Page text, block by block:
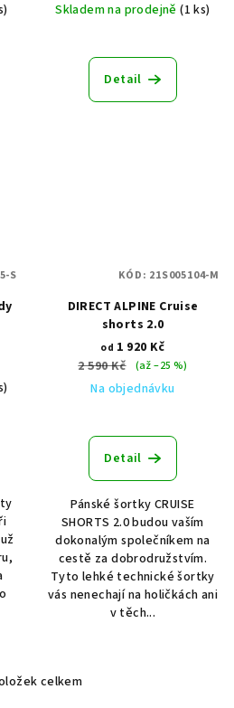
Skladem na prodejně(1 ks)
Detail
S
DIRECT ALPINE Cruise
shorts 2.0
od 1 920 Kč
2 590 Kč
(až –25 %)
Na objednávku
Detail
Pánské šortky CRUISE
SHORTS 2.0 budou vaším
dokonalým společníkem na
cestě za dobrodružstvím.
Tyto lehké technické šortky
vás nenechají na holičkách ani
v těch...
KÓD: 21S005104-M
Ocelkem